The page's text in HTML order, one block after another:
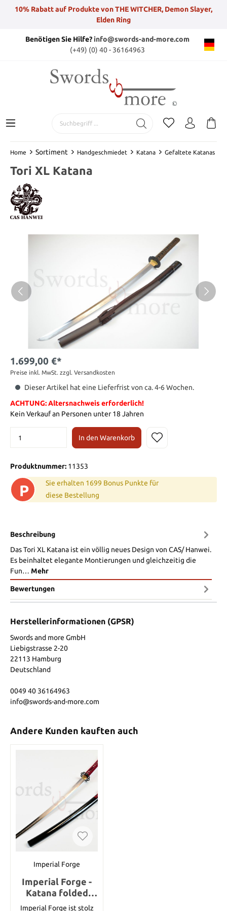
10% Rabatt auf Produkte von THE WITCHER, Demon Slayer,
Elden Ring
Benötigen Sie Hilfe?info@swords-and-more.com
(+49) (0) 40 - 36164963
Home Sortiment Handgeschmiedet Katana Gefaltete Katanas
Tori XL Katana
1.699,00 €*
Preise inkl. MwSt. zzgl. Versandkosten
Dieser Artikel hat eine Lieferfrist von ca. 4-6 Wochen.
ACHTUNG: Altersnachweis erforderlich!
Kein Verkauf an Personen unter 18 Jahren
In den Warenkorb
Produktnummer: 11353
P
Sie erhalten 1699 Bonus Punkte für
diese Bestellung
Beschreibung
Das Tori XL Katana ist ein völlig neues Design von CAS/ Hanwei.
Es beinhaltet elegante Montierungen und gleichzeitig die
Fun… Mehr
Bewertungen
Herstellerinformationen (GPSR)
Swords and more GmbH
Liebigstrasse 2-20
22113 Hamburg
Deutschland
0049 40 36164963
info@swords-and-more.com
Andere Kunden kauften auch
Imperial Forge
Imperial Forge -
Katana folded
Steel limited
Imperial Forge ist stolz